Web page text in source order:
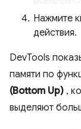
Нажмите
действия.
DevTools
памяти по
(Bottom Up) ,
выделяют